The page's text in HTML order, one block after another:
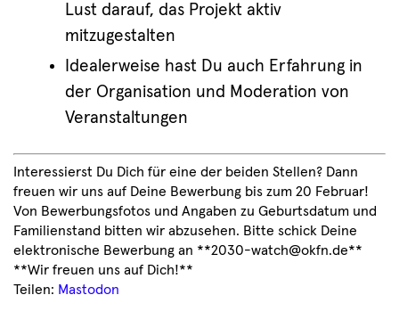
Lust darauf, das Projekt aktiv
mitzugestalten
Idealerweise hast Du auch Erfahrung in
der Organisation und Moderation von
Veranstaltungen
Interessierst Du Dich für eine der beiden Stellen? Dann
freuen wir uns auf Deine Bewerbung bis zum 20 Februar!
Von Bewerbungsfotos und Angaben zu Geburtsdatum und
Familienstand bitten wir abzusehen. Bitte schick Deine
elektronische Bewerbung an **2030-watch@okfn.de**
**Wir freuen uns auf Dich!**
Teilen: Mastodon